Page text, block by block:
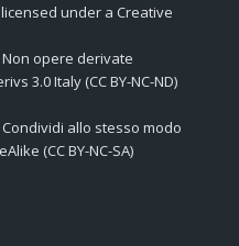
under a Creative
opere derivate
3.0 Italy (CC BY-NC-ND)
allo stesso modo
(CC BY-NC-SA)